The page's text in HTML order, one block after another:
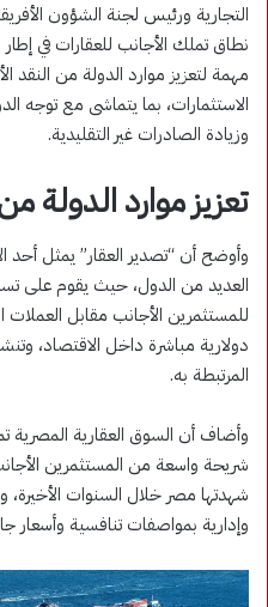
التجارية ورئيس لجنة الشؤون
نطاق تملك الأجانب للعقارات في
مهمة لتعزيز موارد الدولة من
الاستثمارات، بما يتماشى مع توجه
وزيادة الصادرات غير التقليدية.
تعزيز موارد الدولة
وأوضح أن “تصدير العقار” يمثل أحد
العديد من الدول، حيث يقوم على
للمستثمرين الأجانب مقابل
دولارية مباشرة داخل الاقتصاد،
المرتبطة به.
وأضاف أن السوق العقارية
شريحة واسعة من المستثمرين
شهدتها مصر خلال السنوات
وإدارية بمواصفات تنافسية وأسعار